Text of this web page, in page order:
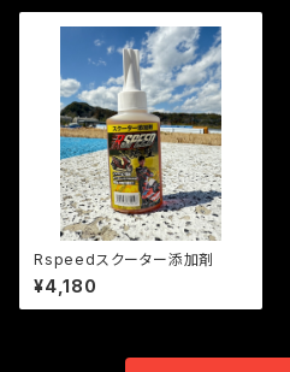
Rspeedスクーター添加剤
¥4,180